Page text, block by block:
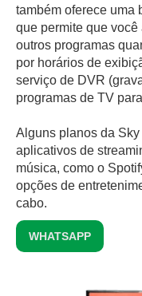
também oferece uma
que permite que
outros programas
por horários de
serviço de DVR
programas de TV
Alguns planos da
aplicativos de
música, como o
opções de
cabo.
WHATSAPP